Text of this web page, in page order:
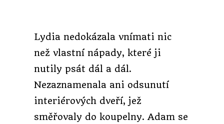
Lydia nedokázala vnímati nic
než vlastní nápady, které ji
nutily psát dál a dál.
Nezaznamenala ani odsunutí
interiérových dveří, jež
směřovaly do koupelny. Adam se